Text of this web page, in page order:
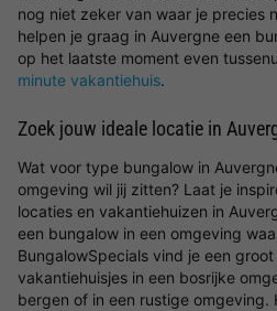
nog niet zeker van waar je precies
helpen je graag in Auvergne een
op het laatste moment even
minute vakantiehuis.
Zoek jouw ideale locatie in
Wat voor type bungalow in
omgeving wil jij zitten? Laat je
locaties en vakantiehuizen in
een bungalow in een omgeving
BungalowSpecials vind je een
vakantiehuisjes in een bosrijke
bergen of in een rustige omgeving.